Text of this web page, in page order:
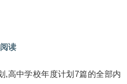
读
,高中学校年度计划7篇的全部内